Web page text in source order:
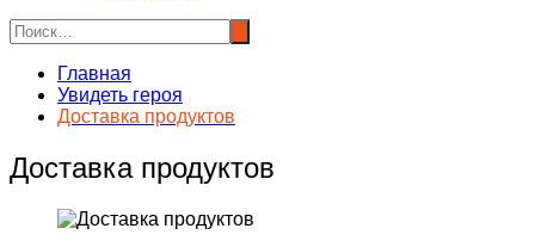
Главная
Увидеть героя
Доставка продуктов
Доставка продуктов